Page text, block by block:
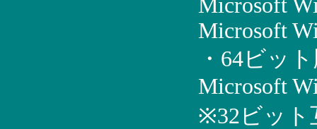
Microsoft
Microsoft
・64ビッ
Microsoft
※32ビット